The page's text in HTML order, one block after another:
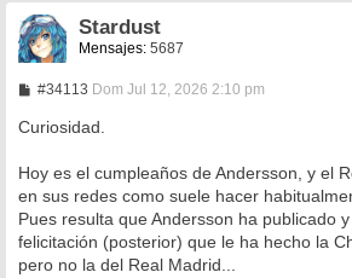
Stardust
Mensajes: 5687
#34113M
n
e
Dom Jul 12, 2026 2:10 pm
Curiosidad.
Hoy es el cumpleaños de Andersson, y el
en sus redes como suele hacer
Pues resulta que Andersson ha publicado
felicitación (posterior) que le ha hecho la
pero no la del Real Madrid...